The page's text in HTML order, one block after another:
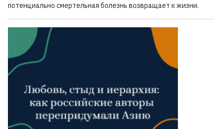
потенциально смертельная болезнь возвращает к жизни.